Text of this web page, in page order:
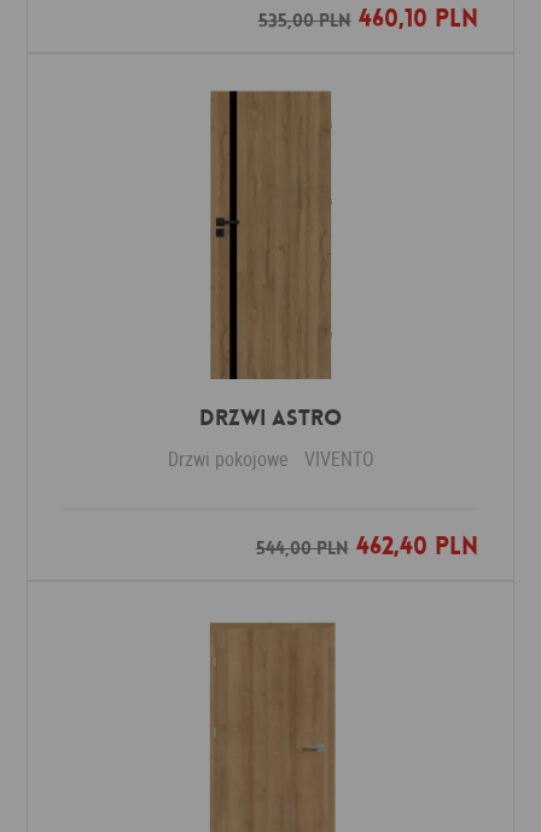
535,00 PLN460,10 PLN
Dodaj do ulubionych
Drzwi ASTRO
Drzwi pokojowe VIVENTO
544,00 PLN462,40 PLN
Dodaj do ulubionych